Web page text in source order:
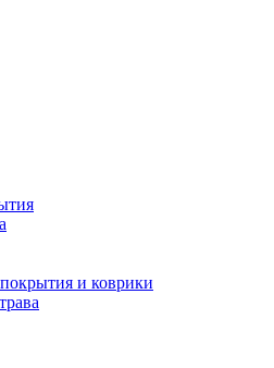
и коврики